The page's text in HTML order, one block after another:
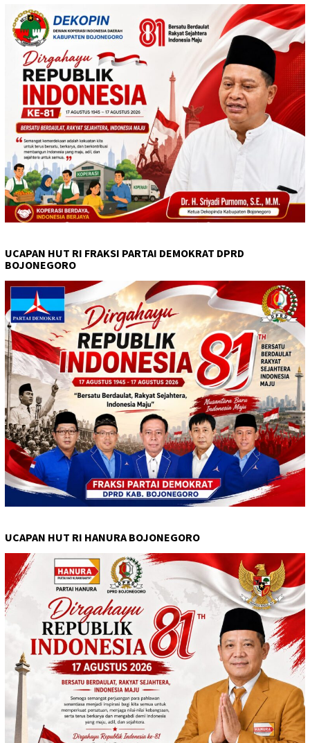
UCAPAN HUT RI FRAKSI PARTAI DEMOKRAT DPRD
BOJONEGORO
UCAPAN HUT RI HANURA BOJONEGORO